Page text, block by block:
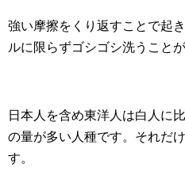
強い摩擦をくり返すことで起
ルに限らずゴシゴシ洗うことが
日本人を含め東洋人は白人に
の量が多い人種です。それだ
す。